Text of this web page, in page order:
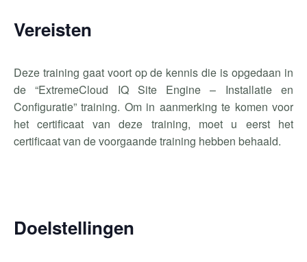
Vereisten
Deze training gaat voort op de kennis die is opgedaan in
de “ExtremeCloud IQ Site Engine – Installatie en
Configuratie” training. Om in aanmerking te komen voor
het certificaat van deze training, moet u eerst het
certificaat van de voorgaande training hebben behaald.
Doelstellingen